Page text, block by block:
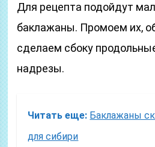
Для рецепта подойдут
баклажаны. Промоем их,
сделаем сбоку
надрезы.
Читать еще: Баклажаны
для сибири